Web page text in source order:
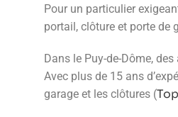
Pour un particulier
portail, clôture et porte de
Dans le Puy-de-Dôme,
Avec plus de 15 ans
garage et les clôtures (